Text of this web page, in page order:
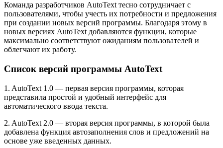
Команда разработчиков AutoText тесно сотрудничает с
пользователями, чтобы учесть их потребности и предложения
при создании новых версий программы. Благодаря этому в
новых версиях AutoText добавляются функции, которые
максимально соответствуют ожиданиям пользователей и
облегчают их работу.
Список версий программы AutoText
1. AutoText 1.0 — первая версия программы, которая
представила простой и удобный интерфейс для
автоматического ввода текста.
2. AutoText 2.0 — вторая версия программы, в которой была
добавлена функция автозаполнения слов и предложений на
основе уже введенных данных.